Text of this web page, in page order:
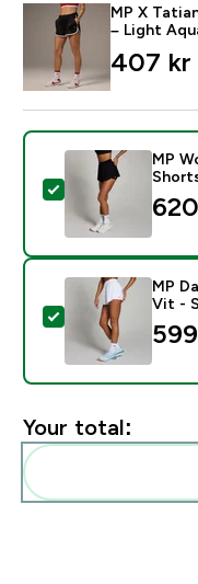
MP X
– Light
407 kr‎
Select this
MP
Select this
MP
Vit - S
Your total: